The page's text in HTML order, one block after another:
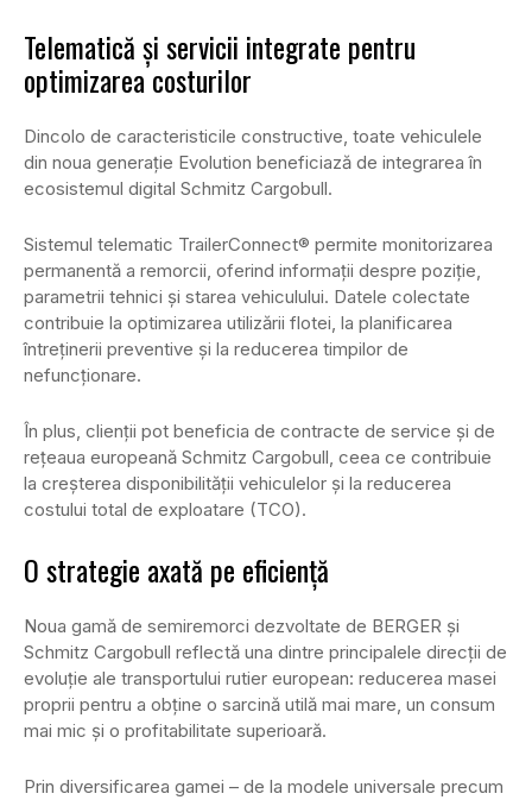
Telematică și servicii integrate pentru
optimizarea costurilor
Dincolo de caracteristicile constructive, toate vehiculele
din noua generație Evolution beneficiază de integrarea în
ecosistemul digital Schmitz Cargobull.
Sistemul telematic TrailerConnect® permite monitorizarea
permanentă a remorcii, oferind informații despre poziție,
parametrii tehnici și starea vehiculului. Datele colectate
contribuie la optimizarea utilizării flotei, la planificarea
întreținerii preventive și la reducerea timpilor de
nefuncționare.
În plus, clienții pot beneficia de contracte de service și de
rețeaua europeană Schmitz Cargobull, ceea ce contribuie
la creșterea disponibilității vehiculelor și la reducerea
costului total de exploatare (TCO).
O strategie axată pe eficiență
Noua gamă de semiremorci dezvoltate de BERGER și
Schmitz Cargobull reflectă una dintre principalele direcții de
evoluție ale transportului rutier european: reducerea masei
proprii pentru a obține o sarcină utilă mai mare, un consum
mai mic și o profitabilitate superioară.
Prin diversificarea gamei – de la modele universale precum